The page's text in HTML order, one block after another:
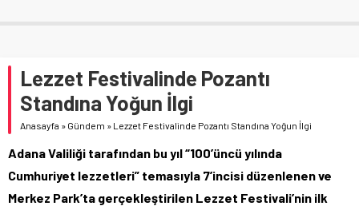
Lezzet Festivalinde Pozantı
Standına Yoğun İlgi
Anasayfa » Gündem » Lezzet Festivalinde Pozantı Standına Yoğun İlgi
Adana Valiliği tarafından bu yıl “100’üncü yılında
Cumhuriyet lezzetleri” temasıyla 7’incisi düzenlenen ve
Merkez Park’ta gerçekleştirilen Lezzet Festivali’nin ilk